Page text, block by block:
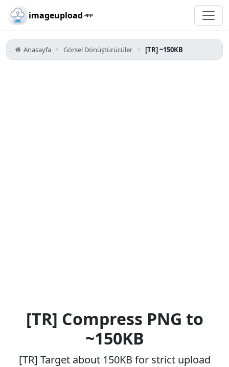
Skip to main content
imageupload.app
Anasayfa Görsel Dönüştürücüler [TR] ~150KB
[TR] Compress PNG to
~150KB
[TR] Target about 150KB for strict upload